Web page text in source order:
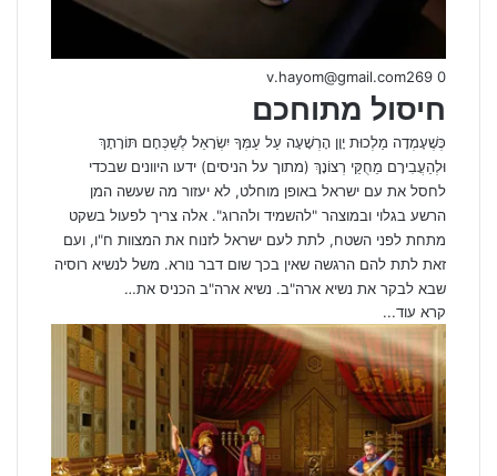
v.hayom@gmail.com 0
חיסול מתוחכם
כְּשֶׁעָמְדָה מַלְכוּת יָוָן הָרְשָׁעָה עַל עַמְּךָ יִשְׂרָאֵל לְשַׁכְּחָם תּוֹרָתָךְ
וּלְהַעֲבִירָם מֵחֻקֵּי רְצוֹנָךְ (מתוך על הניסים) ידעו היוונים שבכדי
לחסל את עם ישראל באופן מוחלט, לא יעזור מה שעשה המן
הרשע בגלוי ובמוצהר "להשמיד ולהרוג". אלה צריך לפעול בשקט
מתחת לפני השטח, לתת לעם ישראל לזנוח את המצוות ח"ו, ועם
זאת לתת להם הרגשה שאין בכך שום דבר נורא. משל לנשיא רוסיה
שבא לבקר את נשיא ארה"ב. נשיא ארה"ב הכניס את…
קרא עוד...